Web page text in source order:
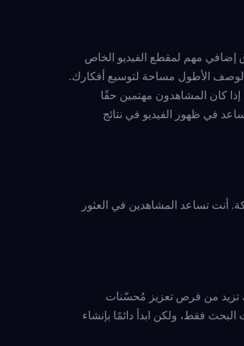
مهم لمقطع الفيديو الخاص
الأطول مساحة لتوسيع أفكارك.
كان المشاهدون مهتمين حقًا
في ظهور الفيديو في نتائج
أنت تساعد المشاهدين في العثور
تزيد من فرص تعزيز مُحسّنات
فقط، ولكن ابدأ دائمًا بإنشاء